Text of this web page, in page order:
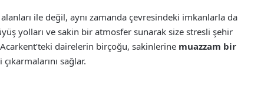
ile değil, aynı zamanda çevresindeki imkanlarla da
yolları ve sakin bir atmosfer sunarak size stresli şehir
Acarkent’teki dairelerin birçoğu, sakinlerine muazzam bir
sağlar.